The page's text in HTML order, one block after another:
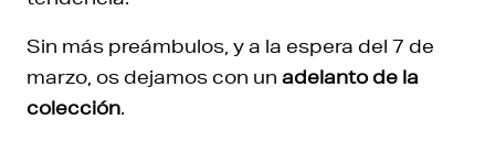
Sin más preámbulos, y a la espera del 7 de
marzo, os dejamos con un adelanto de la
colección.